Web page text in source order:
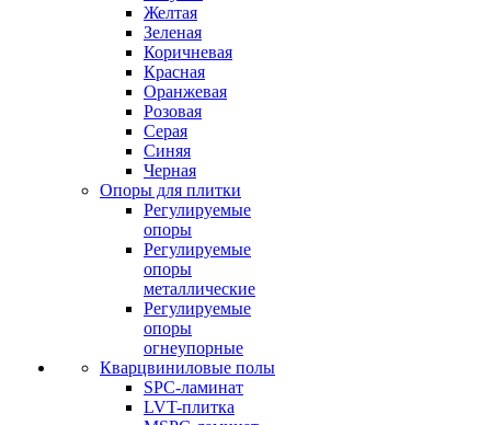
Желтая
Зеленая
Коричневая
Красная
Оранжевая
Розовая
Серая
Синяя
Черная
Опоры для плитки
Регулируемые
опоры
Регулируемые
опоры
металлические
Регулируемые
опоры
огнеупорные
Кварцвиниловые полы
SPC-ламинат
LVT-плитка